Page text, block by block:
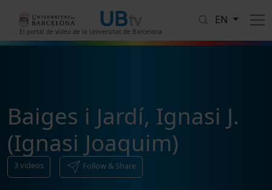
El portal de vídeo de la Universitat de Barcelona
EN
Baiges i Jardí, Ignasi J.
(Ignasi Joaquim)
3videos Follow & Share